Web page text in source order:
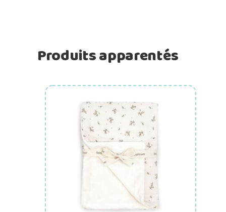
Produits apparentés
Ajouter au panier